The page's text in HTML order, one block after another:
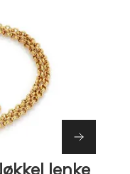
lenke